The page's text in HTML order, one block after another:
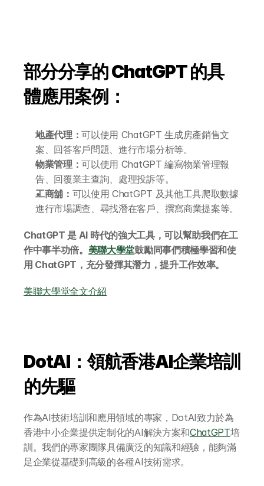
部分分享的 ChatGPT 的具
體應用案例：
地產代理：可以使用 ChatGPT 生成房產銷售文
案、回答客戶問題、進行市場分析等。
物業管理：可以使用 ChatGPT 編寫物業管理報
告、回覆業主查詢、處理投訴等。
工商舖： 可以使用 ChatGPT 及其他工具爬取數據
進行市場調查、尋找潛在客戶、撰寫商業提案等。
ChatGPT 是 AI 時代的強大工具，可以幫助我們在工
作中事半功倍。 美聯大學堂鼓勵同事們積極學習和使
用 ChatGPT，充分發揮其潛力，提升工作效率。
美聯大學堂全文介紹
DotAI：領航香港AI企業培訓
的先驅
作為AI技術培訓和應用領域的專家，DotAI致力於為
香港中小企業提供定制化的AI解決方案和ChatGPT培
訓。我們的專家團隊具備廣泛的知識和經驗，能夠滿
足企業從基礎到高級的各種AI技術需求。
關於 DotAI
AI 課程
所有課程
全系列 30 小時
AI-in-One 全年 AI 學習通行證
全系列 29 小時
AI Builder 實戰訓練營
各類應用主題
AI 活動
AI 攻略及資訊
AI 企業培訓
學校 AI 培訓